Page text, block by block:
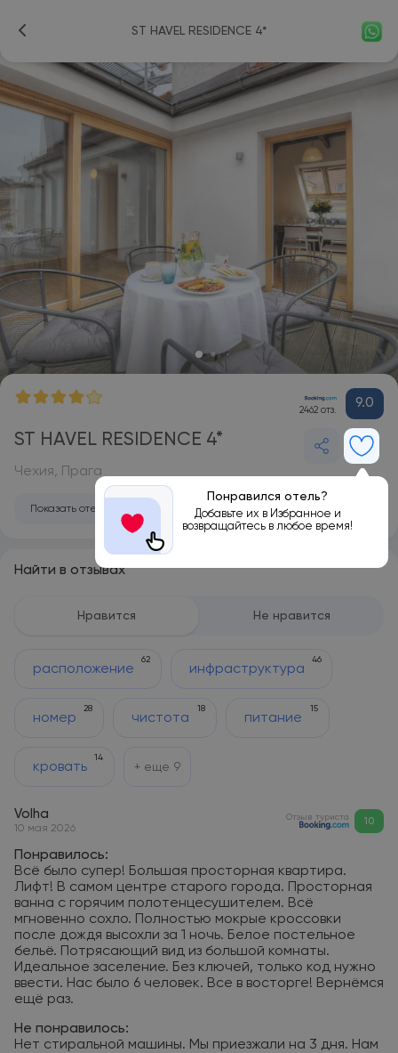
ST HAVEL RESIDENCE 4*
2462 отз. 9.0
ST HAVEL RESIDENCE 4*
Понравился отель?
Добавьте их в Избранное и
возвращайтесь в любое время!
Чехия, Прага
Показать отель на карте
Найти в отзывах
Нравится Не нравится
расположение
62
инфраструктура
46
номер
28
чистота
18
питание
15
кровать
14
+ еще 9
Volha
10 мая 2026
Отзыв туриста 10
Понравилось:
Всё было супер! Большая просторная квартира.
Лифт! В самом центре старого города. Просторная
ванна с горячим полотенцесушителем. Всё
мгновенно сохло. Полностью мокрые кроссовки
после дождя высохли за 1 ночь. Белое постельное
бельё. Потрясающий вид из большой комнаты.
Идеальное заселение. Без ключей, только код нужно
ввести. Нас было 6 человек. Все в восторге! Вернёмся
ещё раз.
Не понравилось:
Нет стиральной машины. Мы приезжали на 3 дня. Нам